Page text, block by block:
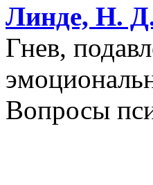
Линде, Н.
Гнев,
Вопросы